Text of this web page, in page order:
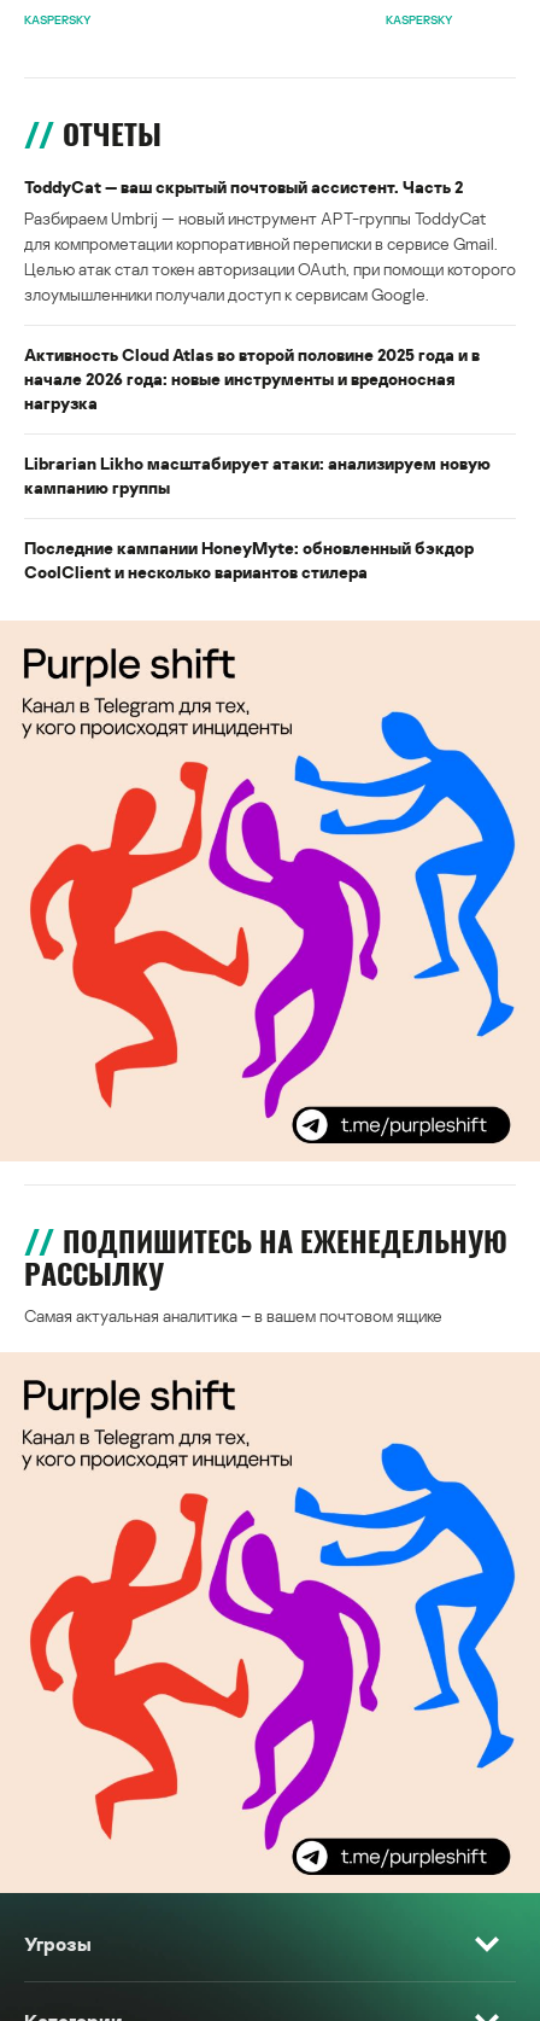
KASPERSKY KASPERSKY
ОТЧЕТЫ
ToddyCat — ваш скрытый почтовый ассистент. Часть 2
Разбираем Umbrij — новый инструмент APT-группы ToddyCat
для компрометации корпоративной переписки в сервисе Gmail.
Целью атак стал токен авторизации OAuth, при помощи которого
злоумышленники получали доступ к сервисам Google.
Активность Cloud Atlas во второй половине 2025 года и в
начале 2026 года: новые инструменты и вредоносная
нагрузка
Librarian Likho масштабирует атаки: анализируем новую
кампанию группы
Последние кампании HoneyMyte: обновленный бэкдор
CoolClient и несколько вариантов стилера
ПОДПИШИТЕСЬ НА ЕЖЕНЕДЕЛЬНУЮ
РАССЫЛКУ
Самая актуальная аналитика – в вашем почтовом ящике
Угрозы